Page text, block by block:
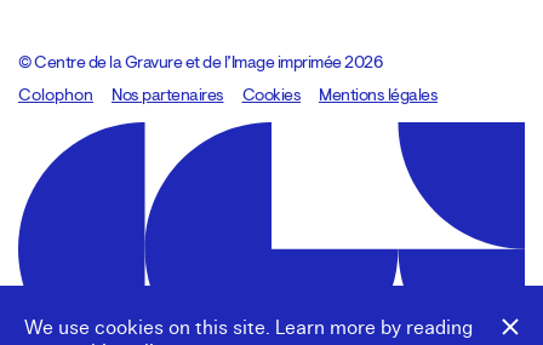
We use cookies on this site. Learn more by reading
© Centre de la Gravure et de l’Image imprimée 2026
Colophon
Design:Marcel Kaczmarek, code:8080.studio
Nos partenaires Cookies Mentions légales